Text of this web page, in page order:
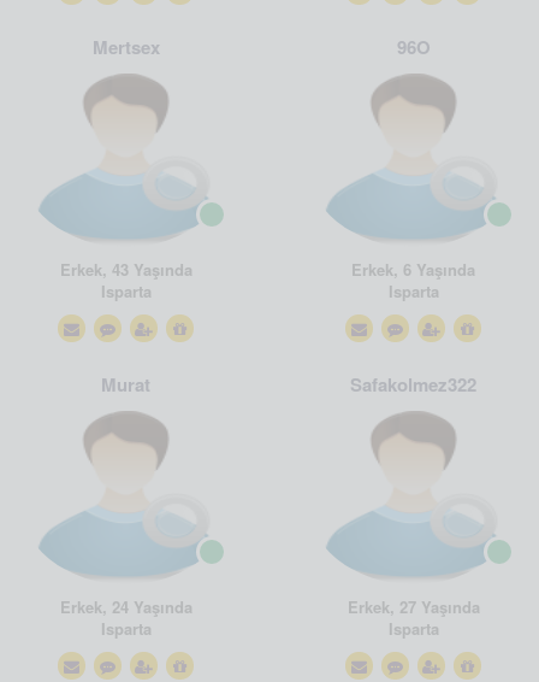
Mertsex
Erkek, 43 Yaşında
Isparta
96O
Erkek, 6 Yaşında
Isparta
Murat
Erkek, 24 Yaşında
Isparta
Safakolmez322
Erkek, 27 Yaşında
Isparta